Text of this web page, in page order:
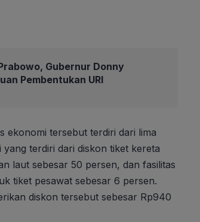
Gubernur Donny
Pembentukan URI
ekonomi tersebut terdiri dari lima
terdiri dari diskon tiket kereta
laut sebesar 50 persen, dan fasilitas
tiket pesawat sebesar 6 persen.
diskon tersebut sebesar Rp940